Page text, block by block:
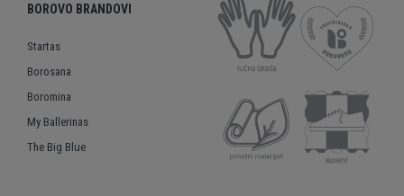
BOROVO BRANDOVI
Startas
Borosana
Boromina
My Ballerinas
The Big Blue